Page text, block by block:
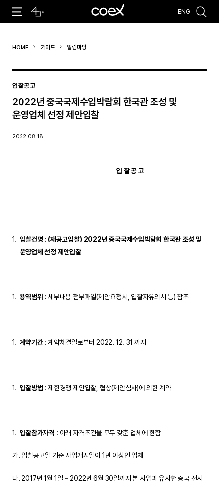
#코엑스 전시 #행사
ENG
HOME 가이드 알림마당
입찰공고
2022년 중국국제수입박람회 한국관 조성 및
운영업체 선정 제안입찰
2022.08.18
입 찰 공 고
입찰건명 : (재공고입찰) 2022년 중국국제수입박람회 한국관 조성 및
운영업체 선정 제안입찰
용역범위 : 세부내용 첨부파일(제안요청서, 입찰자유의서 등) 참조
계약기간: 계약체결일로부터 2022. 12. 31 까지
입찰방법 : 제한경쟁 제안입찰, 협상(제안심사)에 의한 계약
입찰참가자격 : 아래 자격조건을 모두 갖춘 업체에 한함
가. 입찰공고일 기준 사업개시일이 1년 이상인 업체
나. 2017년 1월 1일 ~ 2022년 6월 30일까지 본 사업과 유사한 중국 전시